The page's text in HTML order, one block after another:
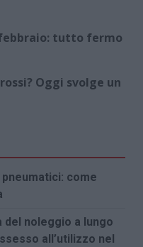
tutto fermo
Oggi svolge un
come
noleggio a lungo
all’utilizzo nel